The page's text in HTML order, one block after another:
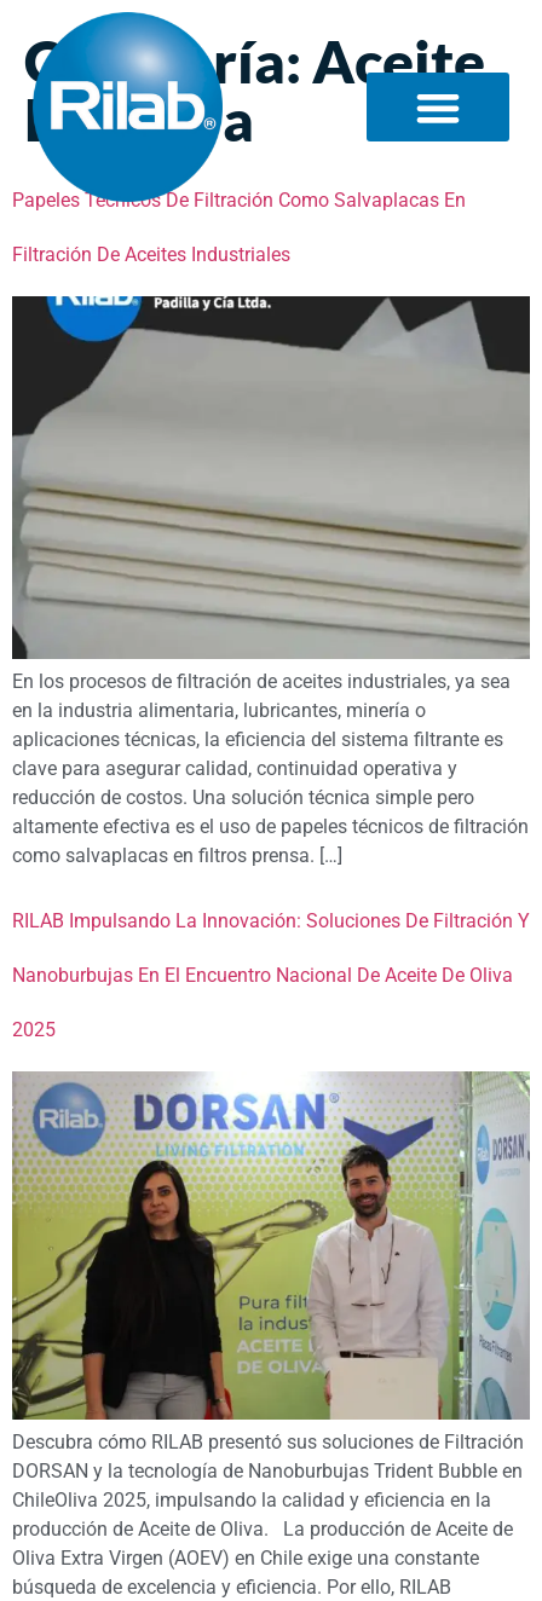
Categoría:Aceite
De Oliva
Papeles Técnicos De Filtración Como Salvaplacas En
Filtración De Aceites Industriales
En los procesos de filtración de aceites industriales, ya sea
en la industria alimentaria, lubricantes, minería o
aplicaciones técnicas, la eficiencia del sistema filtrante es
clave para asegurar calidad, continuidad operativa y
reducción de costos. Una solución técnica simple pero
altamente efectiva es el uso de papeles técnicos de filtración
como salvaplacas en filtros prensa. […]
RILAB Impulsando La Innovación: Soluciones De Filtración Y
Nanoburbujas En El Encuentro Nacional De Aceite De Oliva
2025
Descubra cómo RILAB presentó sus soluciones de Filtración
DORSAN y la tecnología de Nanoburbujas Trident Bubble en
ChileOliva 2025, impulsando la calidad y eficiencia en la
producción de Aceite de Oliva. La producción de Aceite de
Oliva Extra Virgen (AOEV) en Chile exige una constante
búsqueda de excelencia y eficiencia. Por ello, RILAB